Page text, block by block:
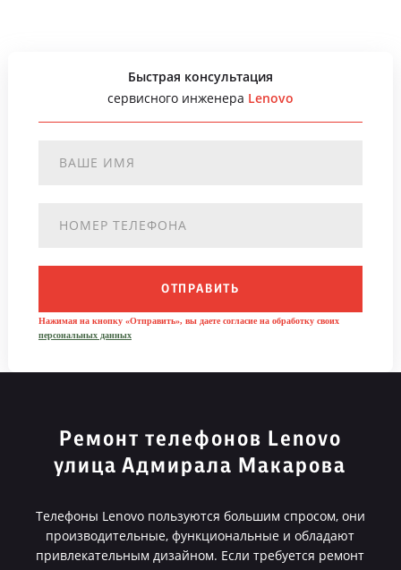
Быстрая консультация
сервисного инженера Lenovo
ОТПРАВИТЬ
Нажимая на кнопку «Отправить», вы даете согласие на обработку своих
персональных данных
Ремонт телефонов Lenovo
улица Адмирала Макарова
Телефоны Lenovo пользуются большим спросом, они
производительные, функциональные и обладают
привлекательным дизайном. Если требуется ремонт